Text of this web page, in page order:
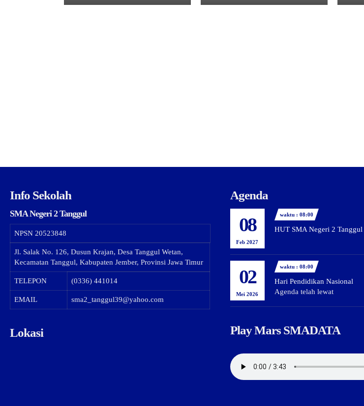
Info Sekolah
SMA Negeri 2 Tanggul
NPSN 20523848
Jl. Salak No. 126, Dusun Krajan, Desa Tanggul Wetan,
Kecamatan Tanggul, Kabupaten Jember, Provinsi Jawa Timur
TELEPON (0336) 441014
EMAIL sma2_tanggul39@yahoo.com
Lokasi
Agenda
08
Feb 2027
waktu : 08:00
HUT SMA Negeri 2 Tanggul
02
Mei 2026
waktu : 08:00
Hari Pendidikan Nasional
Agenda telah lewat
Play Mars SMADATA